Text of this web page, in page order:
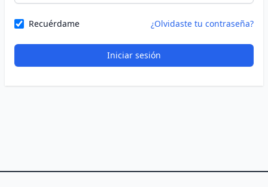
Recuérdame ¿Olvidaste tu contraseña?
Iniciar sesión